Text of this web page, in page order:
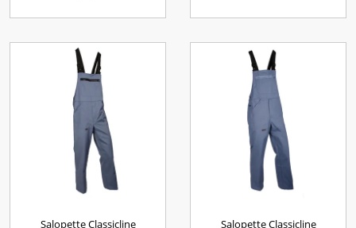
Salopette Classicline
Salopette Classicline